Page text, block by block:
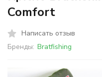
Comfort
Написать отзыв
Бренды: Bratfishing